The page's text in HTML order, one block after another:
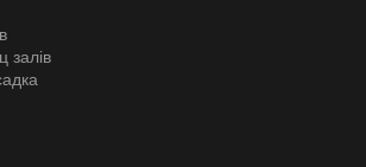
залів